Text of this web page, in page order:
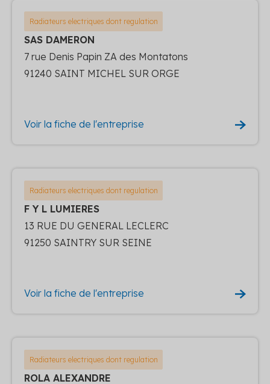
Radiateurs electriques dont regulation
SAS DAMERON
7 rue Denis Papin ZA des Montatons
91240 SAINT MICHEL SUR ORGE
Voir la fiche de l'entreprise
Radiateurs electriques dont regulation
F Y L LUMIERES
13 RUE DU GENERAL LECLERC
91250 SAINTRY SUR SEINE
Voir la fiche de l'entreprise
Radiateurs electriques dont regulation
ROLA ALEXANDRE